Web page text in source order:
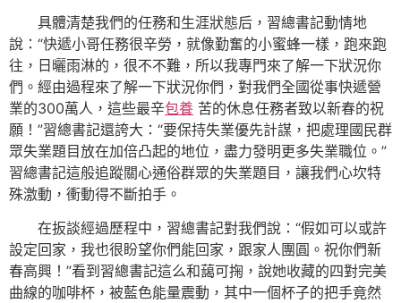
具體清楚我們的任務和生涯狀態后，習總書記動情地
說：“快遞小哥任務很辛勞，就像勤奮的小蜜蜂一樣，跑來跑
往，日曬雨淋的，很不不難，所以我專門來了解一下狀況你
們。經由過程來了解一下狀況你們，對我們全國從事快遞營
業的300萬人，這些最辛包養 苦的休息任務者致以新春的祝
願！”習總書記還誇大：“要保持失業優先計謀，把處理國民群
眾失業題目放在加倍凸起的地位，盡力發明更多失業職位。”
習總書記這般追蹤關心通俗群眾的失業題目，讓我們心坎特
殊激動，衝動得不斷拍手。
在扳談經過歷程中，習總書記對我們說：“假如可以或許
設定回家，我也很盼望你們能回家，跟家人團圓。祝你們新
春高興！”看到習總書記這么和藹可掬，說她收藏的四對完美
曲線的咖啡杯，被藍色能量震動，其中一個杯子的把手竟然